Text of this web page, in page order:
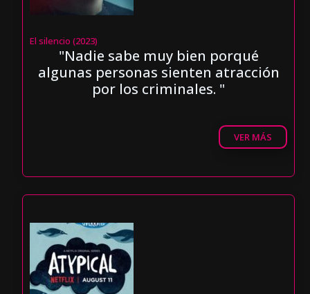
El silencio (2023)
"Nadie sabe muy bien porqué
algunas personas sienten atracción
por los criminales. "
VER MÁS